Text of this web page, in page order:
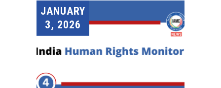
JANUARY
3, 2026